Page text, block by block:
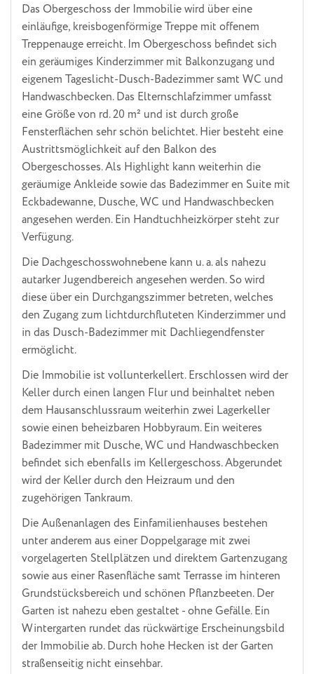
Das Obergeschoss der Immobilie wird über eine
einläufige, kreisbogenförmige Treppe mit offenem
Treppenauge erreicht. Im Obergeschoss befindet sich
ein geräumiges Kinderzimmer mit Balkonzugang und
eigenem Tageslicht-Dusch-Badezimmer samt WC und
Handwaschbecken. Das Elternschlafzimmer umfasst
eine Größe von rd. 20 m² und ist durch große
Fensterflächen sehr schön belichtet. Hier besteht eine
Austrittsmöglichkeit auf den Balkon des
Obergeschosses. Als Highlight kann weiterhin die
geräumige Ankleide sowie das Badezimmer en Suite mit
Eckbadewanne, Dusche, WC und Handwaschbecken
angesehen werden. Ein Handtuchheizkörper steht zur
Verfügung.
Die Dachgeschosswohnebene kann u. a. als nahezu
autarker Jugendbereich angesehen werden. So wird
diese über ein Durchgangszimmer betreten, welches
den Zugang zum lichtdurchfluteten Kinderzimmer und
in das Dusch-Badezimmer mit Dachliegendfenster
ermöglicht.
Die Immobilie ist vollunterkellert. Erschlossen wird der
Keller durch einen langen Flur und beinhaltet neben
dem Hausanschlussraum weiterhin zwei Lagerkeller
sowie einen beheizbaren Hobbyraum. Ein weiteres
Badezimmer mit Dusche, WC und Handwaschbecken
befindet sich ebenfalls im Kellergeschoss. Abgerundet
wird der Keller durch den Heizraum und den
zugehörigen Tankraum.
Die Außenanlagen des Einfamilienhauses bestehen
unter anderem aus einer Doppelgarage mit zwei
vorgelagerten Stellplätzen und direktem Gartenzugang
sowie aus einer Rasenfläche samt Terrasse im hinteren
Grundstücksbereich und schönen Pflanzbeeten. Der
Garten ist nahezu eben gestaltet - ohne Gefälle. Ein
Wintergarten rundet das rückwärtige Erscheinungsbild
der Immobilie ab. Durch hohe Hecken ist der Garten
straßenseitig nicht einsehbar.